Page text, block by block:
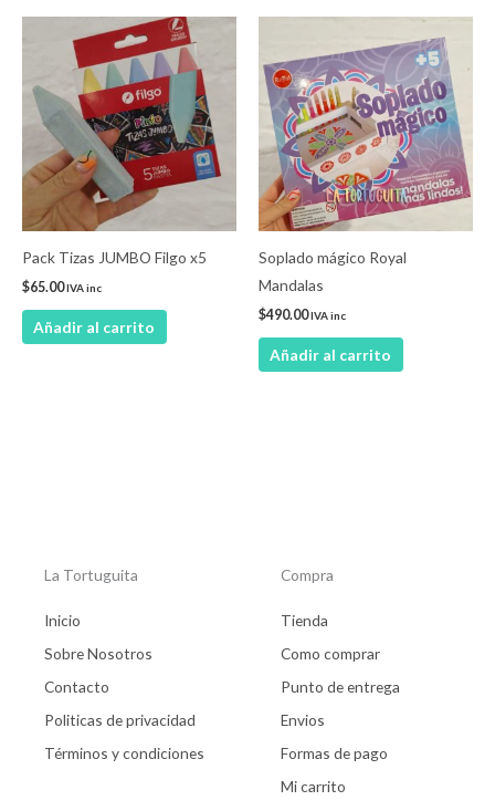
Pack Tizas JUMBO Filgo x5
$65.00IVA inc
Añadir al carrito
Soplado mágico Royal
Mandalas
$490.00IVA inc
Añadir al carrito
La Tortuguita
Inicio
Sobre Nosotros
Contacto
Politicas de privacidad
Términos y condiciones
Compra
Tienda
Como comprar
Punto de entrega
Envios
Formas de pago
Mi carrito